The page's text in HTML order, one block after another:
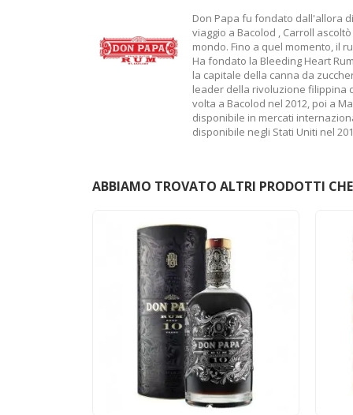
Don Papa fu fondato dall'allora
viaggio a Bacolod , Carroll
mondo. Fino a quel momento, il
Ha fondato la Bleeding Heart
la capitale della canna da
leader della rivoluzione filippina
volta a Bacolod nel 2012, poi a
disponibile in mercati
disponibile negli Stati Uniti nel
ABBIAMO TROVATO ALTRI PRODOTTI CHE